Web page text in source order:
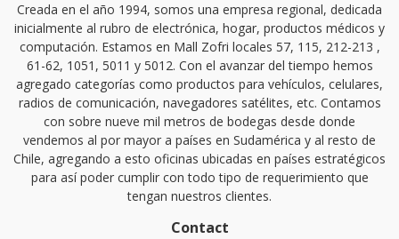
Creada en el año 1994, somos una empresa regional, dedicada
inicialmente al rubro de electrónica, hogar, productos médicos y
computación. Estamos en Mall Zofri locales 57, 115, 212-213 ,
61-62, 1051, 5011 y 5012. Con el avanzar del tiempo hemos
agregado categorías como productos para vehículos, celulares,
radios de comunicación, navegadores satélites, etc. Contamos
con sobre nueve mil metros de bodegas desde donde
vendemos al por mayor a países en Sudamérica y al resto de
Chile, agregando a esto oficinas ubicadas en países estratégicos
para así poder cumplir con todo tipo de requerimiento que
tengan nuestros clientes.
Contact